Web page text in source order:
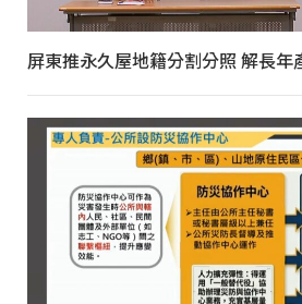
屏東推永久屋地籍分割分照 解長年